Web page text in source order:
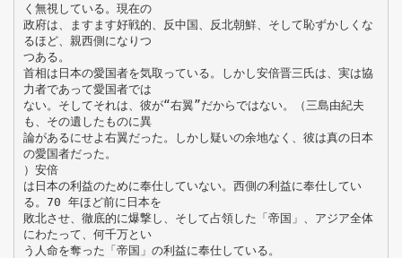
く無視している。現在の
政府は、ますます好戦的、反中国、反北朝鮮、そして恥ずかしくな
るほど、親西側になりつ
つある。
首相は日本の愛国者を気取っている。しかし安倍晋三氏は、実は協
力者であって愛国者では
ない。そしてそれは、彼が“右翼”だからではない。（三島由紀夫
も、その遺したものに異
論があるにせよ右翼だった。しかし疑いの余地なく、彼は真の日本
の愛国者だった。
）安倍
は日本の利益のために奉仕していない。西側の利益に奉仕してい
る。70 年ほど前に日本を
敗北させ、徹底的に爆撃し、そして占領した「帝国」、アジア全体
にわたって、何千万とい
う人命を奪った「帝国」の利益に奉仕している。